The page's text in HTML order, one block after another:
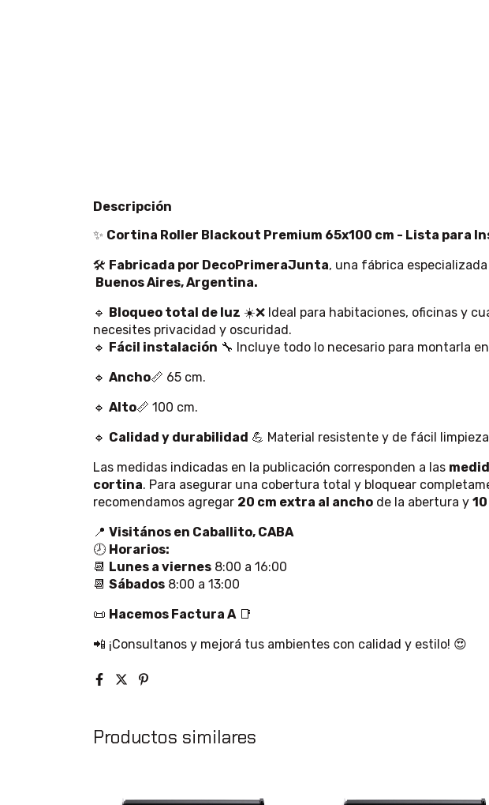
Descripción
✨ Cortina Roller Blackout Premium 65x100 cm - Lista para
🛠 Fabricada por DecoPrimeraJunta, una fábrica
Buenos Aires, Argentina.
🔹 Bloqueo total de luz ☀️❌ Ideal para habitaciones, oficinas y
necesites privacidad y oscuridad.
🔹 Fácil instalación 🔧 Incluye todo lo necesario para montarla
🔹 Ancho📏 65 cm.
🔹 Alto📏 100 cm.
🔹 Calidad y durabilidad 💪 Material resistente y de fácil
Las medidas indicadas en la publicación corresponden a las
cortina. Para asegurar una cobertura total y bloquear
recomendamos agregar 20 cm extra al ancho de la abertura y
📍 Visitános en Caballito, CABA
🕗 Horarios:
📆 Lunes a viernes 8:00 a 16:00
📆 Sábados 8:00 a 13:00
📜 Hacemos Factura A📑
📲 ¡Consultanos y mejorá tus ambientes con calidad y estilo! 😍
Productos similares